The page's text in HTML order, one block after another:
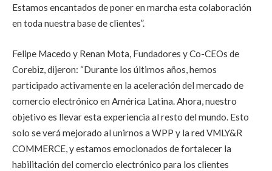
Estamos encantados de poner en marcha esta colaboración
en toda nuestra base de clientes”.
Felipe Macedo y Renan Mota, Fundadores y Co-CEOs de
Corebiz, dijeron: “Durante los últimos años, hemos
participado activamente en la aceleración del mercado de
comercio electrónico en América Latina. Ahora, nuestro
objetivo es llevar esta experiencia al resto del mundo. Esto
solo se verá mejorado al unirnos a WPP y la red VMLY&R
COMMERCE, y estamos emocionados de fortalecer la
habilitación del comercio electrónico para los clientes